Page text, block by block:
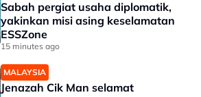
Sabah pergiat usaha diplomatik,
yakinkan misi asing keselamatan
ESSZone
15 minutes ago
MALAYSIA
Jenazah Cik Man selamat